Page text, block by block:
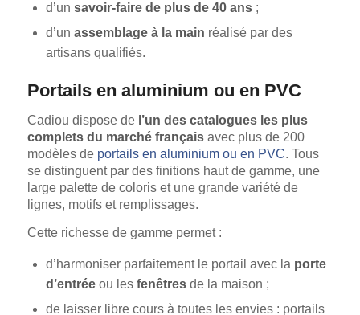
d’un savoir-faire de plus de 40 ans;
d’un assemblage à la main réalisé par des
artisans qualifiés.
Portails en aluminium ou en PVC
Cadiou dispose de l’un des catalogues les plus
complets du marché françaisavec plus de 200
modèles de portails en aluminium ou en PVC. Tous
se distinguent par des finitions haut de gamme, une
large palette de coloris et une grande variété de
lignes, motifs et remplissages.
Cette richesse de gamme permet :
d’harmoniser parfaitement le portail avec la porte
d’entréeou les fenêtresde la maison ;
de laisser libre cours à toutes les envies : portails